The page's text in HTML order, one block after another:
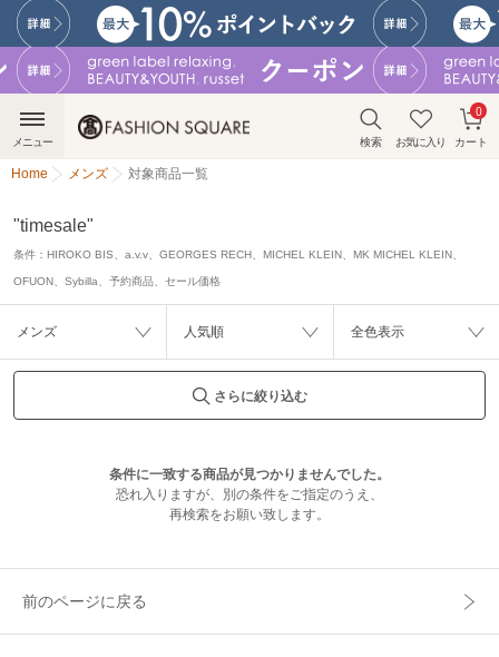
検索 お気に入り カート
0
メニュー
Home メンズ 対象商品一覧
"timesale"
条件： HIROKO BIS、a.v.v、GEORGES RECH、MICHEL KLEIN、MK MICHEL KLEIN、
OFUON、Sybilla、予約商品、セール価格
メンズ 人気順 全色表示
さらに絞り込む
条件に一致する商品が見つかりませんでした。
恐れ入りますが、別の条件をご指定のうえ、
再検索をお願い致します。
前のページに戻る